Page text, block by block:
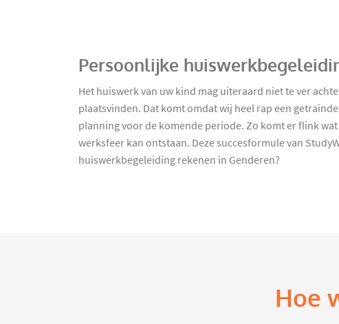
Persoonlijke
Het huiswerk van uw kind mag uiteraard niet te ver
plaatsvinden. Dat komt omdat wij heel rap een
planning voor de komende periode. Zo komt er flink
werksfeer kan ontstaan. Deze succesformule van
huiswerkbegeleiding rekenen in Genderen?
Hoe